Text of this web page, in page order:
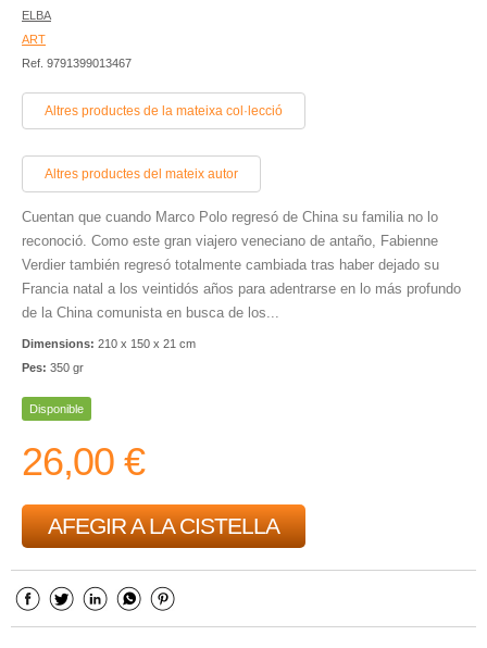
ELBA
ART
Ref. 9791399013467
Altres productes de la mateixa col·lecció
Altres productes del mateix autor
Cuentan que cuando Marco Polo regresó de China su familia no lo
reconoció. Como este gran viajero veneciano de antaño, Fabienne
Verdier también regresó totalmente cambiada tras haber dejado su
Francia natal a los veintidós años para adentrarse en lo más profundo
de la China comunista en busca de los...
Dimensions: 210 x 150 x 21 cm
Pes: 350 gr
Disponible
26,00 €
AFEGIR A LA CISTELLA